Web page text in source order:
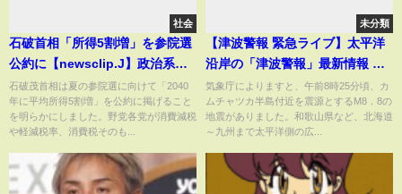
社会
石破首相「所得5割増」を参院選
公約に【newsclip.J】政治系切
り抜きチャンネル #shorts
石破茂首相は夏の参院選に向けて「2040
年に平均所得5割増」を公約に掲げること
を明らかにしました。野党各党が消費減税
や軽減税率、消費税そのも...
未分類
【津波警報 緊急ライブ】太平洋
沿岸の「津波警報」最新情報 各
地で津波観測 １．３ｍ観測の
ところも 発表から８時間超…
いつまで続く？カムチャツカ半
気象庁によりますと、午前8時25分頃、カ
ムチャツカ半島付近を震源とするM8．8の
地震がありました。和歌山県など、北海道
～九州まで太平洋側の広...